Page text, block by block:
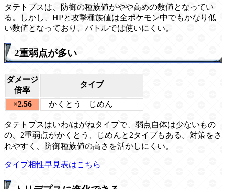
タテトプスは、防御の種族値がやや高めの数値となってい
る。しかし、HPと攻撃種族値は全ポケモン中でもかなり低
い数値となっており、バトルでは使いにくい。
2重弱点が多い
ダメージ
倍率
タイプ
×2.56 かくとう じめん
タテトプスはいわ/はがねタイプで、弱点自体は少ないもの
の、2重弱点がかくとう、じめんと2タイプもある。対策をさ
れやすく、防御種族値の高さを活かしにくい。
タイプ相性早見表はこちら